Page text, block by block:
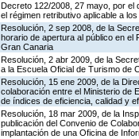
Decreto 122/2008, 27 mayo, por
el régimen retributivo aplicable a
Resolución, 2 sep 2008, de la
horario de apertura al público en el
Gran Canaria
Resolución, 2 abr 2009, de la
a la Escuela Oficial de Turismo de
Resolución, 15 ene 2009, de la
colaboración entre el Ministerio de
de índices de eficiencia, calidad y
Resolución, 18 mar 2009, de la
publicación del Convenio de
implantación de una Oficina de